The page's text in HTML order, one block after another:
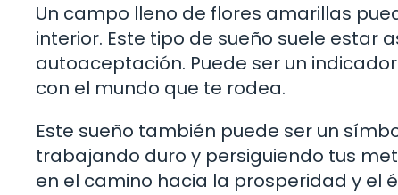
Un campo lleno de flores amarillas
interior. Este tipo de sueño suele estar
autoaceptación. Puede ser un
con el mundo que te rodea.
Este sueño también puede ser un
trabajando duro y persiguiendo tus
en el camino hacia la prosperidad y el